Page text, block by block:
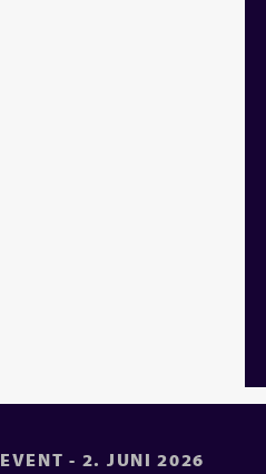
EVENT - 2. JUNI 2026